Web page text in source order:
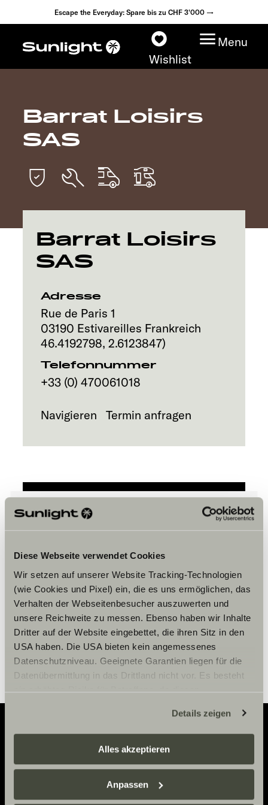
Diese Webseite verwendet Cookies
Wir setzen auf unserer Website Tracking-Technologien
(wie Cookies und Pixel) ein, die es uns ermöglichen, das
Verhalten der Webseitenbesucher auszuwerten und
unsere Reichweite zu messen. Ebenso haben wir Inhalte
Dritter auf der Website eingebettet, die ihren Sitz in den
USA haben. Die USA bieten kein angemessenes
Datenschutzniveau. Geeignete Garantien liegen für die
Datenübermittlung in das Drittland nicht vor. Es besteht
ein erhöhtes Risiko für Betroffene, da diesen
zustehen. Eingesetzte Dienstleister können Daten für
eigene Zwecke verarbeiten und mit anderen Daten
zusammenführen. Weitere Informationen finden Sie hier:
Datenschutzerklärung
einzelne Cookies/Dienste in den Einstellungen aus,
Details zeigen
Alles akzeptieren
Anpassen
Escape the Everyday: Spare bis zu CHF 3'000 →
Wishlist
Menu
Modelle
Fahrzeugfinder
Explore
Barrat Loisirs
SAS
Barrat Loisirs
SAS
Adresse
Rue de Paris 1
03190 Estivareilles Frankreich
46.4192798, 2.6123847)
Telefonnummer
+33 (0) 470061018
Navigieren Termin anfragen
Bitte akzeptiere die Marketing-
Cookies, um die Inhalte zu sehen.
Cookie-Einstellungen
Adventure